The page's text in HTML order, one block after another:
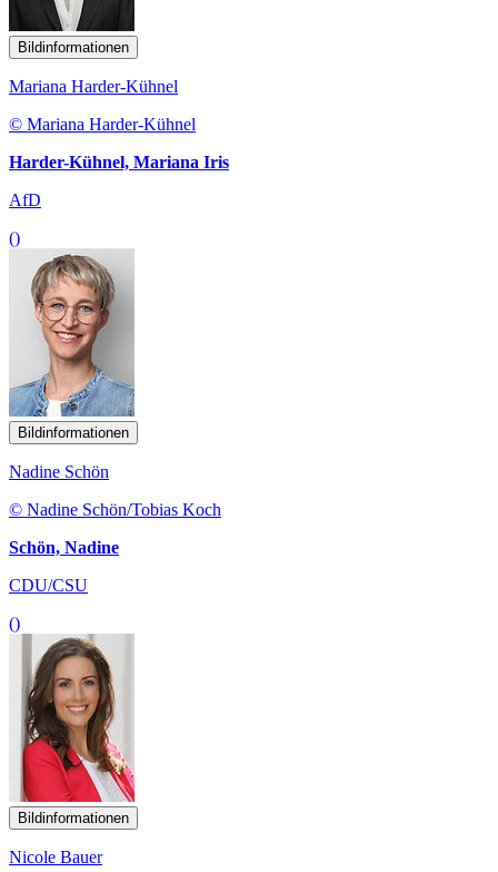
Bildinformationen
Mariana Harder-Kühnel
© Mariana Harder-Kühnel
Harder-Kühnel, Mariana Iris
AfD
()
Bildinformationen
Nadine Schön
© Nadine Schön/Tobias Koch
Schön, Nadine
CDU/CSU
()
Bildinformationen
Nicole Bauer